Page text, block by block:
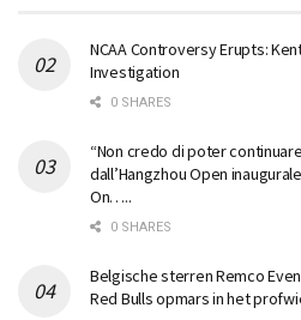
NCAA Controversy Erupts:
Investigation
0 SHARES
“Non credo di poter
dall’Hangzhou Open
On…..
0 SHARES
Belgische sterren Remco
Red Bulls opmars in het